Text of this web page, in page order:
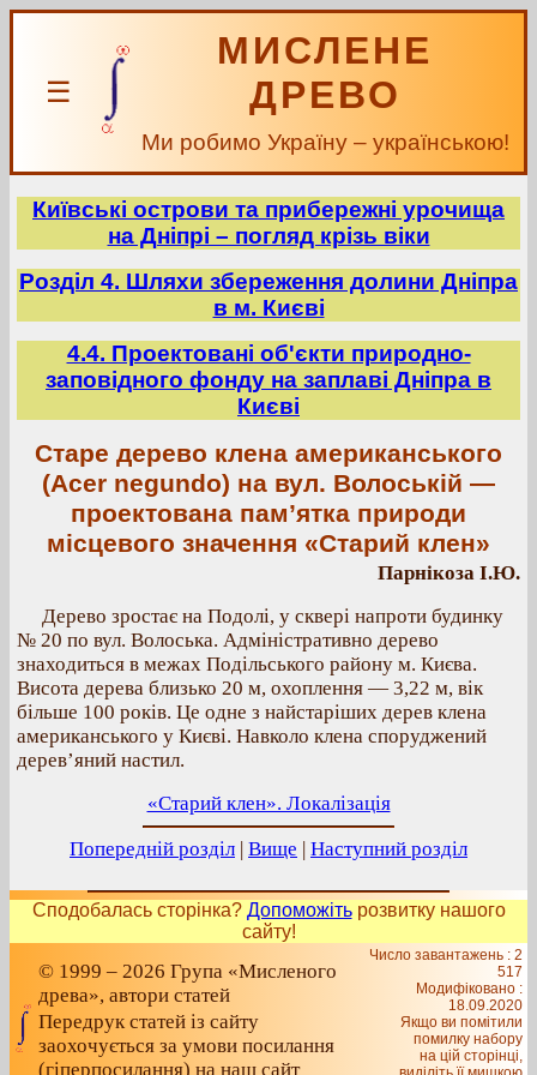
☰
МИСЛЕНЕ
ДРЕВО
Ми робимо Україну – українською!
Київські острови та прибережні урочища
на Дніпрі – погляд крізь віки
Розділ 4. Шляхи збереження долини Дніпра
в м. Києві
4.4. Проектовані об'єкти природно-
заповідного фонду на заплаві Дніпра в
Києві
Старе дерево клена американського
(Acer negundo) на вул. Волоській —
проектована пам’ятка природи
місцевого значення «Старий клен»
Парнікоза І.Ю.
Дерево зростає на Подолі, у сквері напроти будинку
№ 20 по вул. Волоська. Адміністративно дерево
знаходиться в межах Подільського району м. Києва.
Висота дерева близько 20 м, охоплення — 3,22 м, вік
більше 100 років. Це одне з найстаріших дерев клена
американського у Києві. Навколо клена споруджений
дерев’яний настил.
«Старий клен». Локалізація
Попередній розділ | Вище | Наступний розділ
Сподобалась сторінка? Допоможітьрозвитку нашого
сайту!
© 1999 – 2026 Група «Мисленого
древа», автори статей
Передрук статей із сайту
заохочується за умови посилання
(гіперпосилання) на наш сайт
Число завантажень : 2
517
Модифіковано :
18.09.2020
Якщо ви помітили
помилку набору
на цiй сторiнцi,